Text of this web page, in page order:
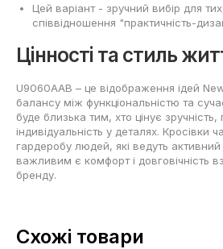
Цей варіант - зручний вибір для
співвідношення "практичність-
Цінності та стиль
U9060AAB – це відображення ідей
балансу між функціональністю та
буде близька тим, хто цінує зручність,
індивідуальність у деталях. Кросівки
гардеробу людей, які ведуть
важливим є комфорт і довговічність
бренду.
Схожі товари